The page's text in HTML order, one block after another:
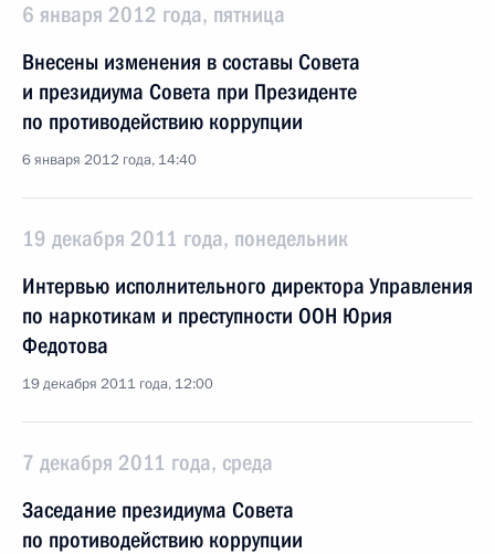
6 января 2012 года, пятница
Внесены изменения в составы Совета
и президиума Совета при Президенте
по противодействию коррупции
6 января 2012 года, 14:40
19 декабря 2011 года, понедельник
Интервью исполнительного директора Управления
по наркотикам и преступности ООН Юрия
Федотова
19 декабря 2011 года, 12:00
7 декабря 2011 года, среда
Заседание президиума Совета
по противодействию коррупции